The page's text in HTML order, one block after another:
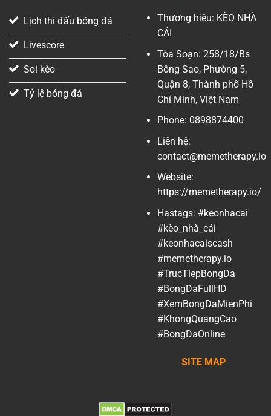
Lịch thi đấu bóng đá
Livescore
Soi kèo
Tỷ lệ bóng đá
Thương hiệu: KÈO NHÀ
CÁI
Tòa Soạn: 258/18/Bs
Bông Sao, Phường 5,
Quận 8, Thành phố Hồ
Chí Minh, Việt Nam
Phone: 0898874400
Liên hệ:
contact@memetherapy.io
Website:
https://memetherapy.io/
Hastags: #keonhacai
#kèo_nhà_cái
#keonhacaiscash
#memetherapy.io
#TrucTiepBongDa
#BongDaFullHD
#XemBongDaMienPhi
#KhongQuangCao
#BongDaOnline
SITE MAP